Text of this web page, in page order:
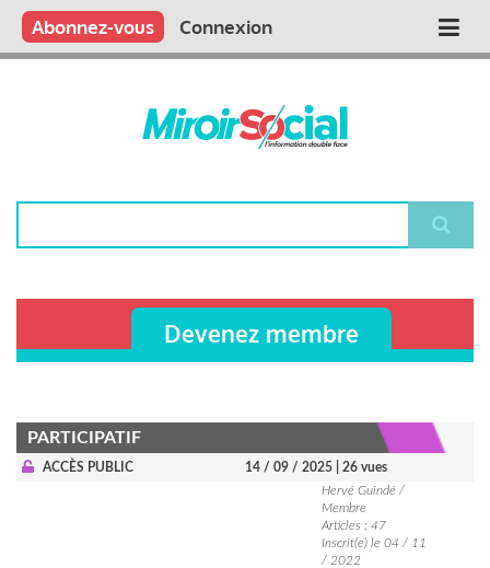
Aller
contenu
Main
Qui sommes nous ?
Vous publiez
Nous publions
Contactez-nous
Abonnez-vous Connexion
Devenez membre
PARTICIPATIF
ACCÈS PUBLIC 14 / 09 / 2025
| 26 vues
Hervé Guindé /
Membre
Articles : 47
Inscrit(e) le 04 / 11
/ 2022